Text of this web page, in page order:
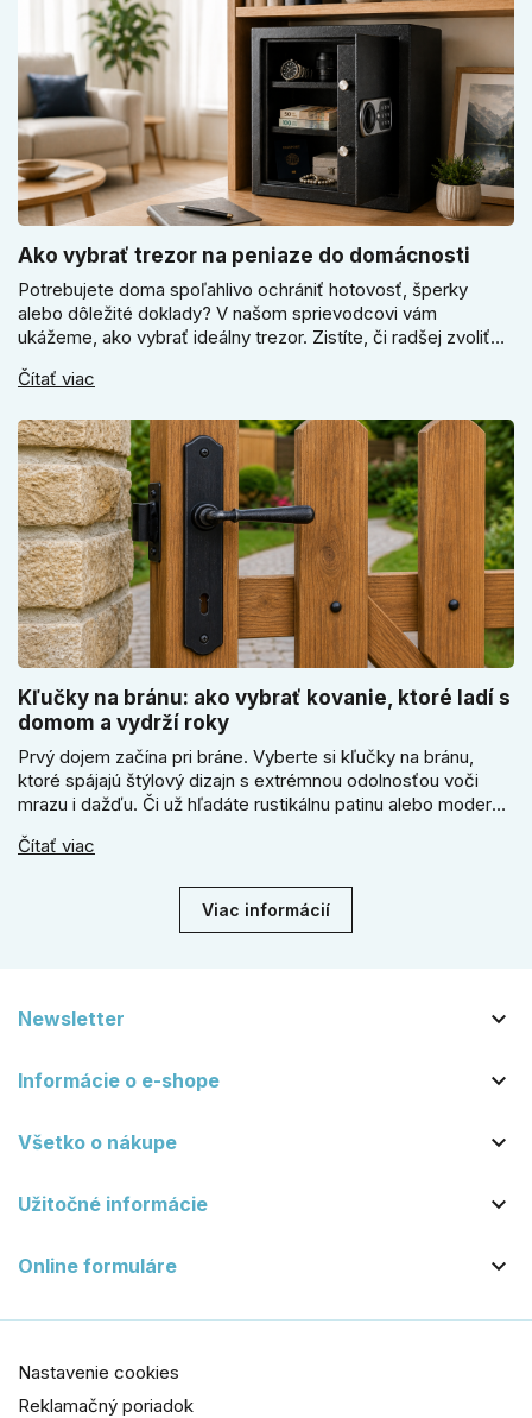
Ako vybrať trezor na peniaze do domácnosti
Potrebujete doma spoľahlivo ochrániť hotovosť, šperky
alebo dôležité doklady? V našom sprievodcovi vám
ukážeme, ako vybrať ideálny trezor. Zistíte, či radšej zvoliť
kľúčové jeho správne ukotvenie.
Čítať viac
Kľučky na bránu: ako vybrať kovanie, ktoré ladí s
domom a vydrží roky
Prvý dojem začína pri bráne. Vyberte si kľučky na bránu,
ktoré spájajú štýlový dizajn s extrémnou odolnosťou voči
mrazu i dažďu. Či už hľadáte rustikálnu patinu alebo moderné
vydrží roky. Zabezpečte svoj vstup kvalitou, ktorá prežije
Čítať viac
Viac informácií
Newsletter 
Informácie o e-shope 
Všetko o nákupe 
Užitočné informácie 
Online formuláre 
Nastavenie cookies
Reklamačný poriadok